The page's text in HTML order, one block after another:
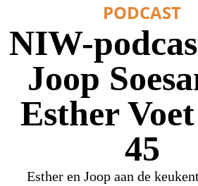
PODCAST
NIW-
Joop
Esther
45
Esther en Joop aan de